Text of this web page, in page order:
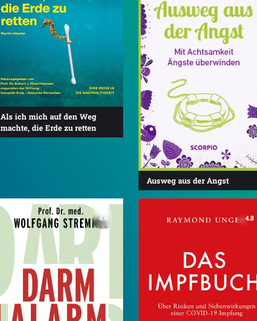
Als ich mich auf den Weg
machte, die Erde zu retten
Ausweg aus der Angst
4.6 4.8